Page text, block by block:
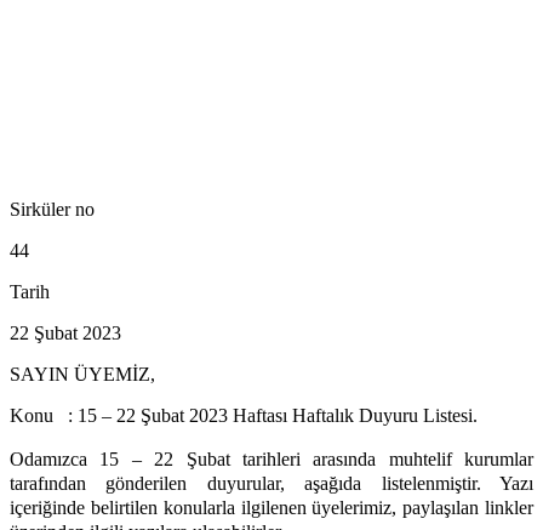
Sirküler no
44
Tarih
22 Şubat 2023
SAYIN ÜYEMİZ,
Konu : 15 – 22 Şubat 2023 Haftası Haftalık Duyuru Listesi.
Odamızca 15 – 22 Şubat tarihleri arasında muhtelif kurumlar
tarafından gönderilen duyurular, aşağıda listelenmiştir. Yazı
içeriğinde belirtilen konularla ilgilenen üyelerimiz, paylaşılan linkler